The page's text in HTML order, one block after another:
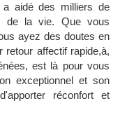
aidé des milliers de
de la vie. Que vous
ayez des doutes en
retour affectif rapide,à,
est là pour vous
exceptionnel et son
réconfort et